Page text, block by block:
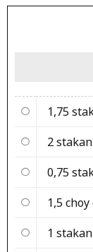
1,75
2 stakan
0,75
1,5
1 stakan